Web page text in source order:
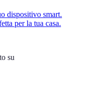
dispositivo smart.
per la tua casa.
su